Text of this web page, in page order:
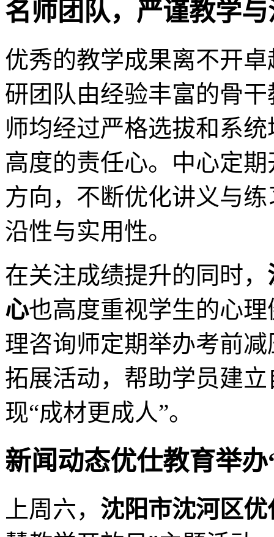
名师团队，严谨教学
优秀的教学成果离不开
研团队由经验丰富的骨
师均经过严格选拔和系
高度的责任心。中心定
方向，不断优化讲义与
沿性与实用性。
在关注成绩提升的同时，
心也高度重视学生的心
理咨询师定期举办考前
拓展活动，帮助学员建
现“成材更成人”。
新闻动态优仕教育举
上周六， 沈阳市沈河区